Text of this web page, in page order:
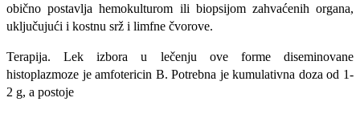
obično postavlja hemokulturom ili biopsijom zahvaćenih organa,
uključujući i kostnu srž i limfne čvorove.
Terapija. Lek izbora u lečenju ove forme dis­eminovane
histoplazmoze je amfotericin B. Potrebna je kumulativna doza od 1-
2 g, a postoje